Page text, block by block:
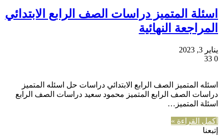
اسئلة المتميز دراسات الصف الرابع الابتدائي
المراجعة النهائية
يناير 3, 2023
0
اسئله المتميز الصف الرابع الابتدائي دراسات حل اسئله المتميز
دراسات الصف الرابع المتميز محمود سعيد دراسات الصف الرابع
اسئلة المتميز…
أكمل القراءة »
إتبعنا